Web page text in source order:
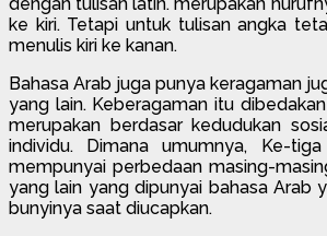
ke kiri. Tetapi untuk tulisan angka
menulis kiri ke kanan.
Bahasa Arab juga punya keragaman
yang lain. Keberagaman itu
merupakan berdasar kedudukan
individu. Dimana umumnya, Ke-
mempunyai perbedaan masing-
yang lain yang dipunyai bahasa Arab
bunyinya saat diucapkan.